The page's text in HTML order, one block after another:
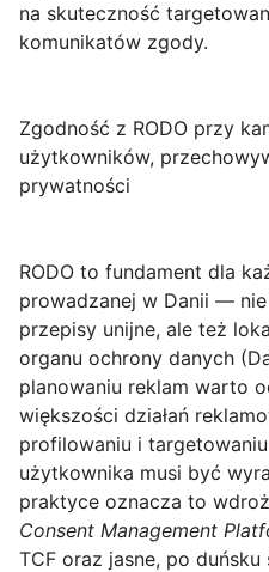
na skuteczność
komunikatów zgody.
Zgodność z RODO przy
użytkowników,
prywatności
RODO to fundament dla
prowadzanej w Danii —
przepisy unijne, ale też
organu ochrony danych
planowaniu reklam warto
większości działań
profilowaniu i
użytkownika musi być
praktyce oznacza to
Consent Management
TCF oraz jasne, po